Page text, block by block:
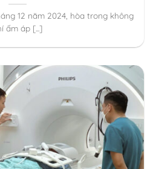
12 năm 2024, hòa trong không
ấm áp [...]